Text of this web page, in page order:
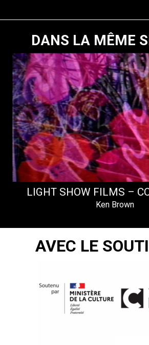
DANS LA MÊME
LIGHT SHOW FILMS –
Ken Brown
AVEC LE